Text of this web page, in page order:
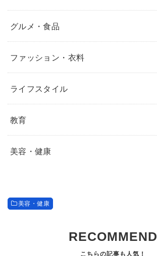
グルメ・食品
ファッション・衣料
ライフスタイル
教育
美容・健康
美容・健康
RECOMMEND